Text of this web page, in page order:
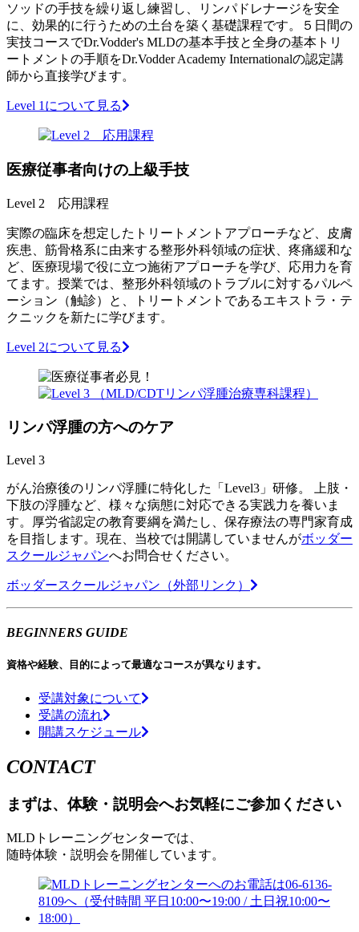
ソッドの手技を繰り返し練習し、リンパドレナージを安全
に、効果的に行うための土台を築く基礎課程です。５日間の
実技コースでDr.Vodder's MLDの基本手技と全身の基本トリ
ートメントの手順をDr.Vodder Academy Internationalの認定講
師から直接学びます。
Level 1について見る
医療従事者向けの上級手技
Level 2 応用課程
実際の臨床を想定したトリートメントアプローチなど、皮膚
疾患、筋骨格系に由来する整形外科領域の症状、疼痛緩和な
ど、医療現場で役に立つ施術アプローチを学び、応用力を育
てます。授業では、整形外科領域のトラブルに対するパルペ
ーション（触診）と、トリートメントであるエキストラ・テ
クニックを新たに学びます。
Level 2について見る
リンパ浮腫の方へのケア
Level 3
がん治療後のリンパ浮腫に特化した「Level3」研修。 上肢・
下肢の浮腫など、様々な病態に対応できる実践力を養いま
す。厚労省認定の教育要綱を満たし、保存療法の専門家育成
を目指します。現在、当校では開講していませんがボッダー
スクールジャパンへお問合せください。
ボッダースクールジャパン（外部リンク）
BEGINNERS GUIDE
資格や経験、目的によって最適なコースが異なります。
受講対象について
受講の流れ
開講スケジュール
CONTACT
まずは、体験・説明会へお気軽にご参加ください
MLDトレーニングセンターでは、
随時体験・説明会を開催しています。